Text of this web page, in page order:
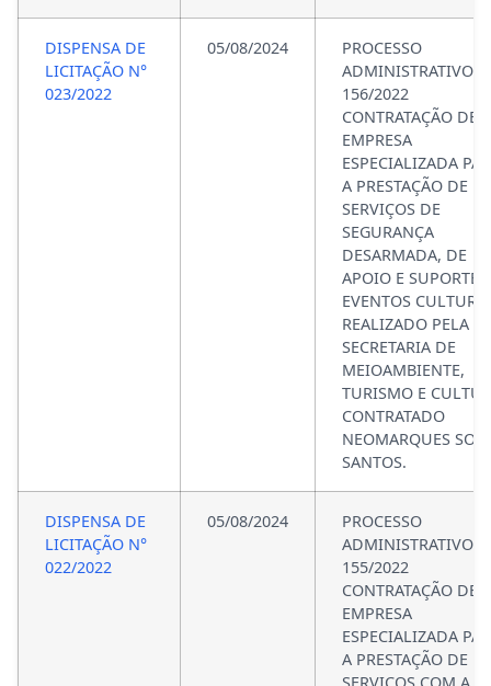
DISPENSA DE
LICITAÇÃO N°
023/2022
05/08/2024
PROCESSO
ADMINISTRATIVO
156/2022
CONTRATAÇÃO DE
EMPRESA
ESPECIALIZADA
A PRESTAÇÃO DE
SERVIÇOS DE
SEGURANÇA
DESARMADA, DE
APOIO E SUPORTE
EVENTOS
REALIZADO PELA
SECRETARIA DE
MEIOAMBIENTE,
TURISMO E
CONTRATADO
NEOMARQUES
SANTOS.
DISPENSA DE
LICITAÇÃO N°
022/2022
05/08/2024
PROCESSO
ADMINISTRATIVO
155/2022
CONTRATAÇÃO DE
EMPRESA
ESPECIALIZADA
A PRESTAÇÃO DE